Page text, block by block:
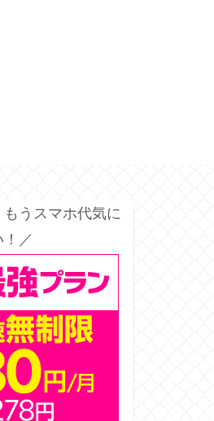
うスマホ代気に
！／